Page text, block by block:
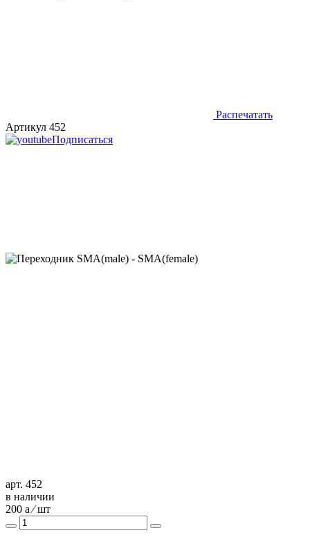
Распечатать
Артикул 452
Подписаться
арт. 452
в наличии
200 a ⁄ шт